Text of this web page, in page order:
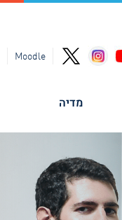
Moodle
מדיה